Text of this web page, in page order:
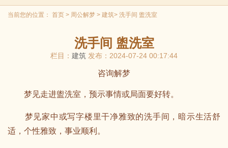
当前您的位置： 首页 > 周公解梦 > 建筑> 洗手间 盥洗室
洗手间 盥洗室
栏目： 建筑 发布：2024-07-24 00:17:44
咨询解梦
梦见走进盥洗室，预示事情或局面要好转。
梦见家中或写字楼里干净雅致的洗手间，暗示生活舒
适，个性雅致，事业顺利。